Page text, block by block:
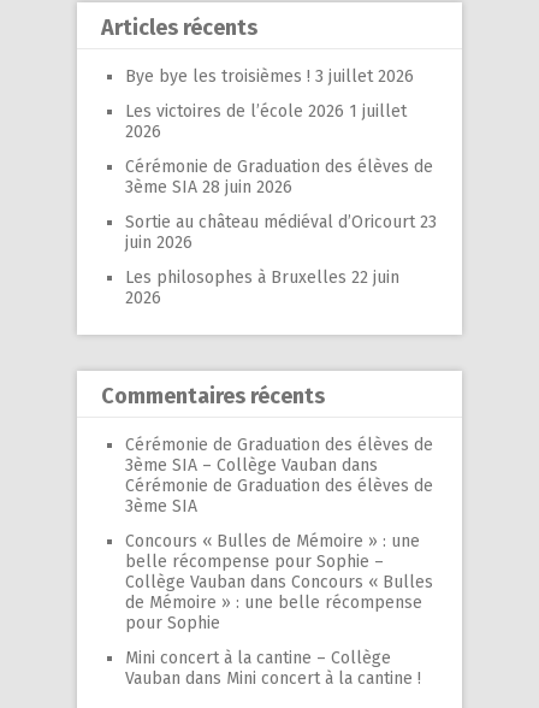
Articles récents
Bye bye les troisièmes ! 3 juillet 2026
Les victoires de l’école 2026 1 juillet
2026
Cérémonie de Graduation des élèves de
3ème SIA 28 juin 2026
Sortie au château médiéval d’Oricourt 23
juin 2026
Les philosophes à Bruxelles 22 juin
2026
Commentaires récents
Cérémonie de Graduation des élèves de
3ème SIA – Collège Vauban dans
Cérémonie de Graduation des élèves de
3ème SIA
Concours « Bulles de Mémoire » : une
belle récompense pour Sophie –
Collège Vauban dans Concours « Bulles
de Mémoire » : une belle récompense
pour Sophie
Mini concert à la cantine – Collège
Vauban dans Mini concert à la cantine !